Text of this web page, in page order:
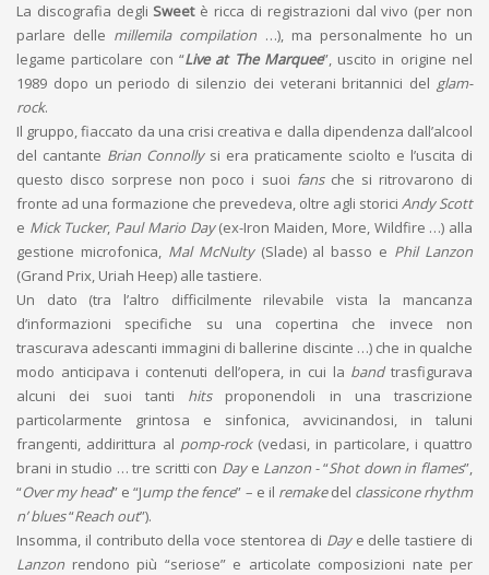
La discografia degli Sweetè ricca di registrazioni dal vivo (per non
parlare delle millemila compilation …), ma personalmente ho un
legame particolare con “Live at The Marquee”, uscito in origine nel
1989 dopo un periodo di silenzio dei veterani britannici del glam-
rock.
Il gruppo, fiaccato da una crisi creativa e dalla dipendenza dall’alcool
del cantante Brian Connollysi era praticamente sciolto e l’uscita di
questo disco sorprese non poco i suoi fansche si ritrovarono di
fronte ad una formazione che prevedeva, oltre agli storici Andy Scott
e Mick Tucker, Paul Mario Day(ex-Iron Maiden, More, Wildfire …) alla
gestione microfonica, Mal McNulty(Slade) al basso e Phil Lanzon
(Grand Prix, Uriah Heep) alle tastiere.
Un dato (tra l’altro difficilmente rilevabile vista la mancanza
d’informazioni specifiche su una copertina che invece non
trascurava adescanti immagini di ballerine discinte …) che in qualche
modo anticipava i contenuti dell’opera, in cui la bandtrasfigurava
alcuni dei suoi tanti hitsproponendoli in una trascrizione
particolarmente grintosa e sinfonica, avvicinandosi, in taluni
frangenti, addirittura al pomp-rock(vedasi, in particolare, i quattro
brani in studio … tre scritti con Daye Lanzon - “Shot down in flames”,
“Over my head” e “Jump the fence” – e il remakedel classicone rhythm
n’ blues“Reach out”).
Insomma, il contributo della voce stentorea di Daye delle tastiere di
Lanzon rendono più “seriose” e articolate composizioni nate per